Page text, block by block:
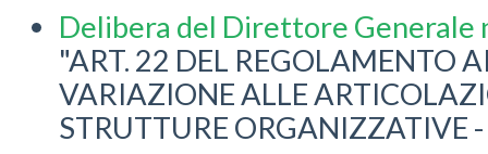
Delibera del Direttore Generale
"ART. 22 DEL REGOLAMENTO
VARIAZIONE ALLE
STRUTTURE ORGANIZZATIVE